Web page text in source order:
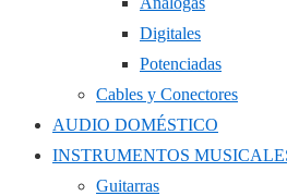
Digitales
Potenciadas
Cables y Conectores
AUDIO DOMÉSTICO
INSTRUMENTOS
Guitarras